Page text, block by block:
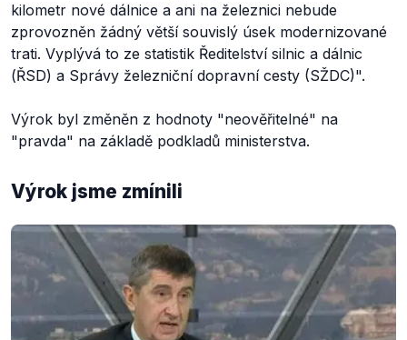
kilometr nové dálnice a ani na železnici nebude
zprovozněn žádný větší souvislý úsek modernizované
trati. Vyplývá to ze statistik Ředitelství silnic a dálnic
(ŘSD) a Správy železniční dopravní cesty (SŽDC)".
Výrok byl změněn z hodnoty "neověřitelné" na
"pravda" na základě podkladů ministerstva.
Výrok jsme zmínili